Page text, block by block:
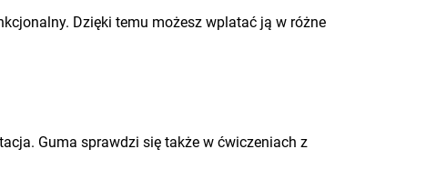
Dzięki temu możesz wplatać ją w różne
Guma sprawdzi się także w ćwiczeniach z